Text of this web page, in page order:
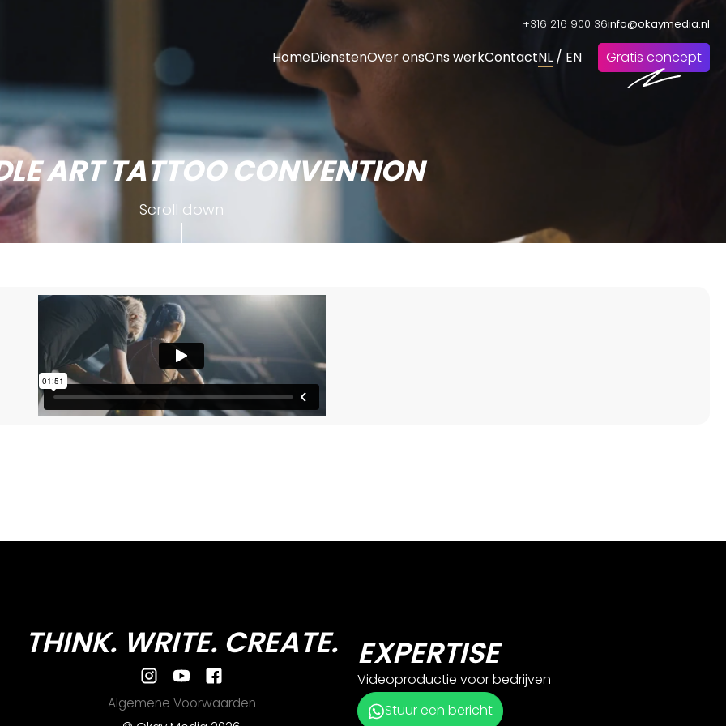
+316 216 900 36info@okaymedia.nl
HomeDienstenOver onsOns werkContactNL / EN Gratis concept
ART TATTOO CONVENTION
Scroll down
THINK. WRITE. CREATE.
Algemene Voorwaarden
EXPERTISE
Videoproductie voor bedrijven
Stuur een bericht